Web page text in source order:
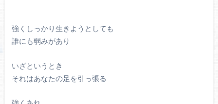
強くしっかり生きようとしても
誰にも弱みがあり
いざというとき
それはあなたの足を引っ張る